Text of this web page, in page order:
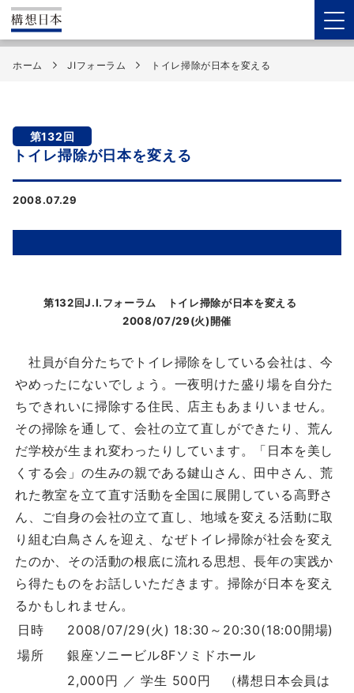
ホーム JIフォーラム トイレ掃除が日本を変える
第132回
トイレ掃除が日本を変える
2008.07.29
第132回J.I.フォーラム トイレ掃除が日本を変える
2008/07/29(火)開催
社員が自分たちでトイレ掃除をしている会社は、今
やめったにないでしょう。一夜明けた盛り場を自分た
ちできれいに掃除する住民、店主もあまりいません。
その掃除を通して、会社の立て直しができたり、荒ん
だ学校が生まれ変わったりしています。「日本を美し
くする会」の生みの親である鍵山さん、田中さん、荒
れた教室を立て直す活動を全国に展開している高野さ
ん、ご自身の会社の立て直し、地域を変える活動に取
り組む白鳥さんを迎え、なぜトイレ掃除が社会を変え
たのか、その活動の根底に流れる思想、長年の実践か
ら得たものをお話しいただきます。掃除が日本を変え
るかもしれません。
日時
2008/07/29(火) 18:30～20:30(18:00開場)
場所
銀座ソニービル8Fソミドホール
2,000円 ／ 学生 500円
（構想日本会員は